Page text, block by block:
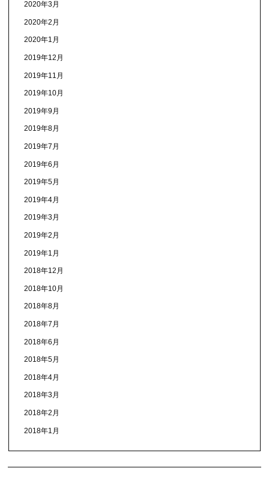
2020年3月
2020年2月
2020年1月
2019年12月
2019年11月
2019年10月
2019年9月
2019年8月
2019年7月
2019年6月
2019年5月
2019年4月
2019年3月
2019年2月
2019年1月
2018年12月
2018年10月
2018年8月
2018年7月
2018年6月
2018年5月
2018年4月
2018年3月
2018年2月
2018年1月